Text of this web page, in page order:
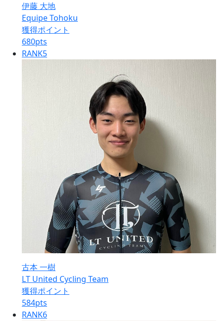
伊藤 大地
Equipe Tohoku
獲得ポイント
680pts
RANK5
古本 一樹
LT United Cycling Team
獲得ポイント
584pts
RANK6